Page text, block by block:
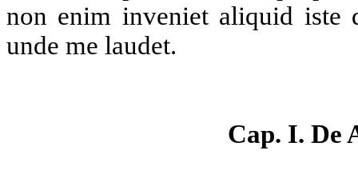
non enim inveniet aliquid iste
unde me laudet.
Cap. I. De